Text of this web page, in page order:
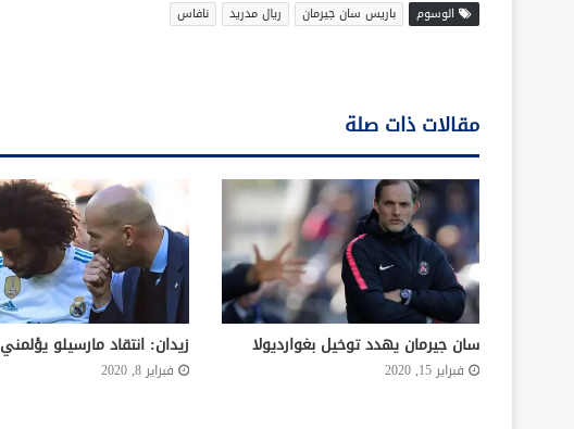
الوسوم باريس سان جيرمان ريال مدريد نافاس
مقالات ذات صلة
سان جيرمان يهدد توخيل بغوارديولا
فبراير 15, 2020
زيدان: انتقاد مارسيلو يؤلمني
فبراير 8, 2020